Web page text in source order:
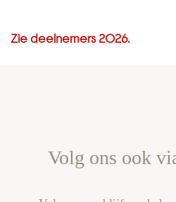
Zie deelnemers 2026.
Volg ons ook